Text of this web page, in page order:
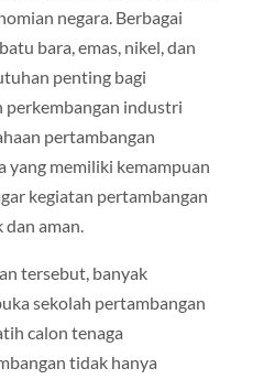
negara. Berbagai
bara, emas, nikel, dan
penting bagi
perkembangan industri
pertambangan
yang memiliki kemampuan
kegiatan pertambangan
aman.
tersebut, banyak
sekolah pertambangan
calon tenaga
tidak hanya